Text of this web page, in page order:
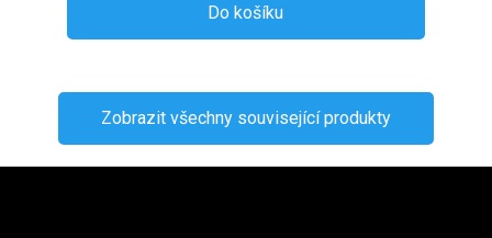
Do košíku
Zobrazit všechny související produkty